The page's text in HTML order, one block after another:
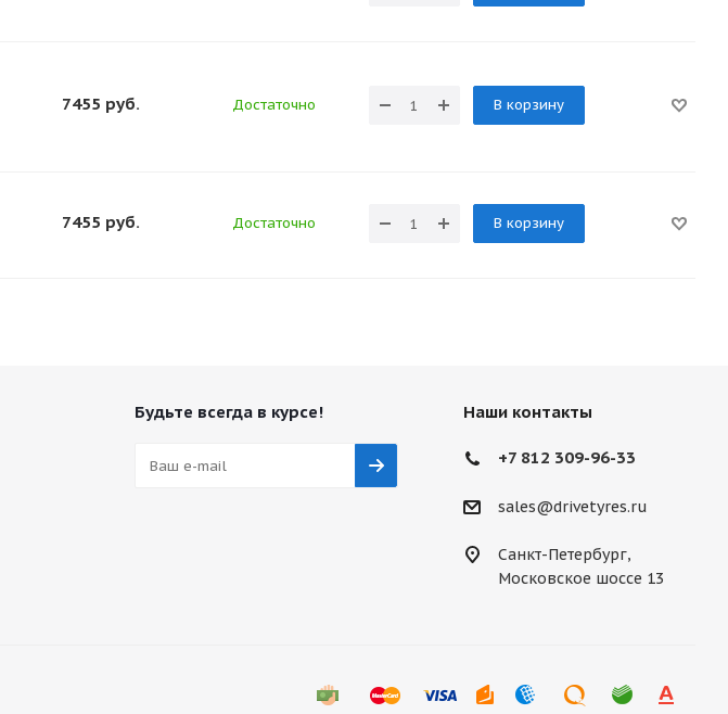
7455 руб. Достаточно В корзину
7455 руб. Достаточно В корзину
Будьте всегда в курсе! Наши контакты
+7 812 309-96-33
sales@drivetyres.ru
Санкт-Петербург,
Московское шоссе 13